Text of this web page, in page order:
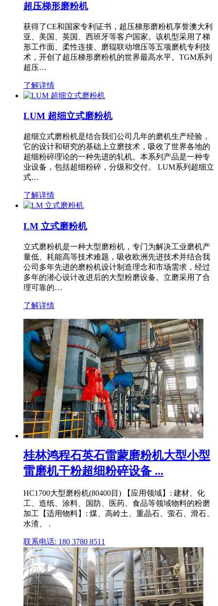
超压梯形磨粉机
获得了CE和国家专利证书，超压梯形磨粉机享誉澳大利
亚、美国、英国、西班牙等客户国家。该机型采用了梯
形工作面、柔性连接、磨辊联动增压等五项磨机专利技
术，开创了超压梯形磨粉机的世界最高水平。TGM系列
超压…
了解详情
LUM 超细立式磨粉机
超细立式磨粉机是结合我们公司几年的磨机生产经验，
它的设计和研究的基础上立磨技术，吸收了世界各地的
超细粉碎理论的一种先进的轧机。本系列产品是一种专
业设备，包括超细粉碎，分级和交付。 LUM系列超细立
式…
了解详情
LM 立式磨粉机
立式磨粉机是一种大型磨粉机，专门为解决工业磨机产
量低、耗能高等技术难题，吸收欧洲先进技术并结合我
公司多年先进的磨粉机设计制造理念和市场需求，经过
多年的潜心设计改进后的大型粉磨设备。立磨采用了合
理可靠的…
了解详情
桂林鸿程石英石雷蒙磨粉机大型小型
雷磨机干粉超细粉碎设备 ...
HC1700大型磨粉机(80400目) 【应用领域】: 建材、化
工、造纸、涂料、国防、医药、食品等领域物料的粉磨
加工【适用物料】: 煤、高岭土、重晶石、萤石、滑石、
水渣、 .
联系电话: 180 3780 8511